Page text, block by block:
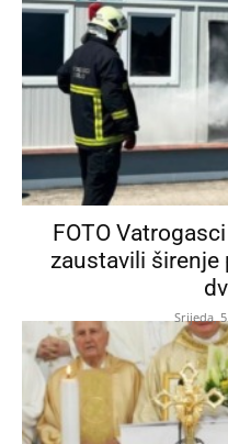
FOTO
zaustavili širenje
Srijeda,